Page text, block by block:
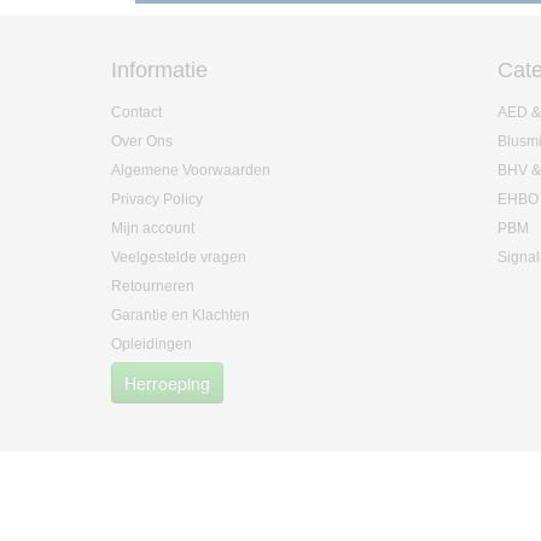
Informatie
Contact
Over Ons
Algemene Voorwaarden
Privacy Policy
Mijn account
Veelgestelde vragen
Retourneren
Garantie en Klachten
Opleidingen
Herroeping
AED
BHV
EHBO
PBM